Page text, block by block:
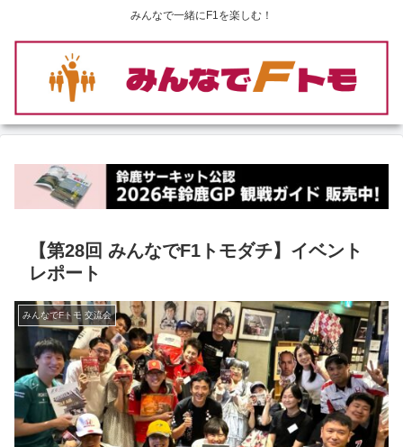
みんなで一緒にF1を楽しむ！
【第28回 みんなでF1トモダチ】イベント
レポート
みんなでFトモ 交流会